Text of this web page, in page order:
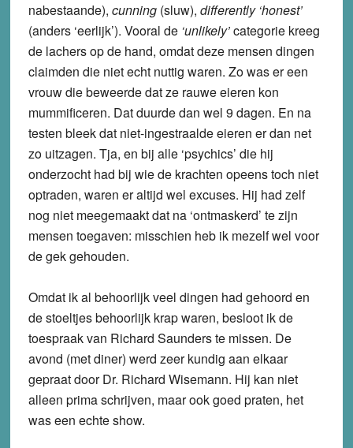
nabestaande), cunning(sluw), differently ‘honest’
(anders ‘eerlijk’). Vooral de ‘unlikely’categorie kreeg
de lachers op de hand, omdat deze mensen dingen
claimden die niet echt nuttig waren. Zo was er een
vrouw die beweerde dat ze rauwe eieren kon
mummificeren. Dat duurde dan wel 9 dagen. En na
testen bleek dat niet-ingestraalde eieren er dan net
zo uitzagen. Tja, en bij alle ‘psychics’ die hij
onderzocht had bij wie de krachten opeens toch niet
optraden, waren er altijd wel excuses. Hij had zelf
nog niet meegemaakt dat na ‘ontmaskerd’ te zijn
mensen toegaven: misschien heb ik mezelf wel voor
de gek gehouden.
Omdat ik al behoorlijk veel dingen had gehoord en
de stoeltjes behoorlijk krap waren, besloot ik de
toespraak van Richard Saunders te missen. De
avond (met diner) werd zeer kundig aan elkaar
gepraat door Dr. Richard Wisemann. Hij kan niet
alleen prima schrijven, maar ook goed praten, het
was een echte show.